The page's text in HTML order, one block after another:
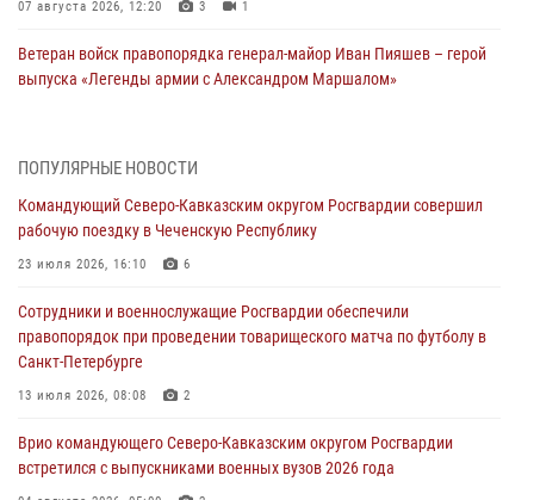
07 августа 2026, 12:20 3 1
Ветеран войск правопорядка генерал-майор Иван Пияшев – герой
выпуска «Легенды армии с Александром Маршалом»
Представители ФСБ России по Уральскому округу Росгвардии и
Кузнецова
07 августа 2026, 12:00
Смольного собора в Санкт-Петербурге (видео)
07 августа 2026, 11:34 3
В Курске росгвардейцы провели занятие по основам
07 августа 2026, 11:33
ПОПУЛЯРНЫЕ НОВОСТИ
Командующий Северо-Кавказским округом Росгвардии совершил
рабочую поездку в Чеченскую Республику
23 июля 2026, 16:10 6
Сотрудники и военнослужащие Росгвардии обеспечили
правопорядок при проведении товарищеского матча по футболу в
Санкт-Петербурге
13 июля 2026, 08:08 2
Врио командующего Северо-Кавказским округом Росгвардии
встретился с выпускниками военных вузов 2026 года